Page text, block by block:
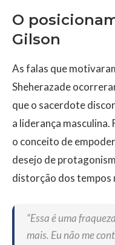
O
Gilson
As falas que
Sheherazade
que o sacerdote
a liderança
o conceito de
desejo de
distorção dos tempos
“Essa é uma
mais. Eu não me